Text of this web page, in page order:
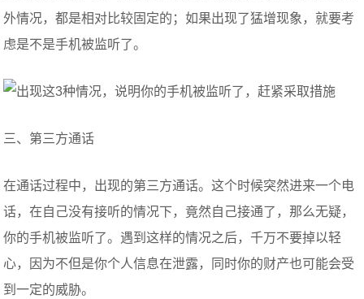
外情况，都是相对比较固定的；如果出现了猛增现象，就要考
虑是不是手机被监听了。
三、第三方通话
在通话过程中，出现的第三方通话。这个时候突然进来一个电
话，在自己没有接听的情况下，竟然自己接通了，那么无疑，
你的手机被监听了。遇到这样的情况之后，千万不要掉以轻
心，因为不但是你个人信息在泄露，同时你的财产也可能会受
到一定的威胁。